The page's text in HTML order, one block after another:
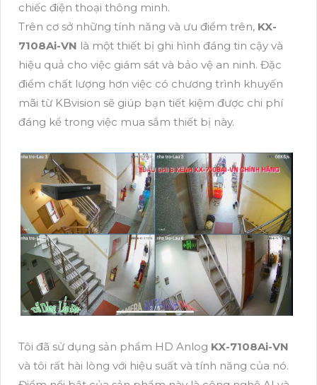
chiếc điện thoại thông minh.
Trên cơ sở những tính năng và ưu điểm trên, KX-
7108Ai-VN là một thiết bị ghi hình đáng tin cậy và
hiệu quả cho việc giám sát và bảo vệ an ninh. Đặc
điểm chất lượng hơn việc có chương trình khuyến
mãi từ KBvision sẽ giúp bạn tiết kiệm được chi phí
đáng kể trong việc mua sắm thiết bị này.
Tôi đã sử dụng sản phẩm HD Anlog KX-7108Ai-VN
và tôi rất hài lòng với hiệu suất và tính năng của nó.